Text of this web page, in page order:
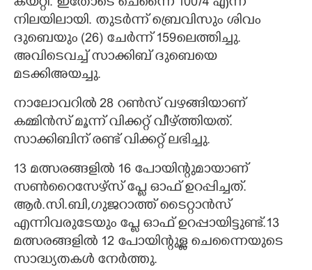
നിലയിലായി. തുടർന്ന് ബ്രെവിസും ശിവം
ദുബെയും (26) ചേർന്ന് 159ലെത്തിച്ചു.
അവിടെവച്ച് സാക്കിബ് ദുബെയെ
മടക്കിഅയച്ചു.
നാലോവറിൽ 28 റൺസ് വഴങ്ങിയാണ്
കമ്മിൻസ് മൂന്ന് വിക്കറ്റ് വീഴ്ത്തിയത്.
സാക്കിബിന് രണ്ട് വിക്കറ്റ് ലഭിച്ചു.
13 മത്സരങ്ങളിൽ 16 പോയിന്റുമായാണ്
സൺറൈസേഴ്സ് പ്ളേ ഓഫ് ഉറപ്പിച്ചത്.
ആർ.സി.ബി,ഗുജറാത്ത് ടൈറ്റാൻസ്
എന്നിവരുടേയും പ്ളേ ഓഫ് ഉറപ്പായിട്ടുണ്ട്.13
മത്സരങ്ങളിൽ 12 പോയിന്റുള്ള ചെന്നൈയുടെ
സാദ്ധ്യതകൾ നേർത്തു.